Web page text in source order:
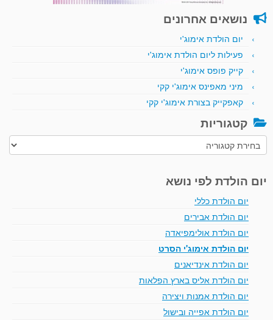
נושאים אחרונים
יום הולדת אימוג'י
פעילות ליום הולדת אימוג'י
קייק פופס אימוג'י
מיני מאפינס אימוג'י קקי
קאפקייק בצורת אימוג'י קקי
קטגוריות
קטגוריות
יום הולדת לפי נושא
יום הולדת כללי
יום הולדת אבירים
יום הולדת אולימפיאדה
יום הולדת אימוג'י הסרט
יום הולדת אינדיאנים
יום הולדת אליס בארץ הפלאות
יום הולדת אמנות ויצירה
יום הולדת אפייה ובישול